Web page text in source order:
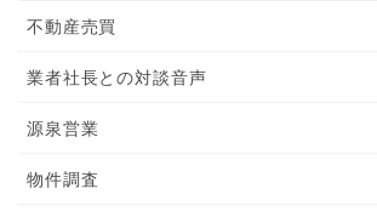
不動産売買
業者社長との対談音声
源泉営業
物件調査